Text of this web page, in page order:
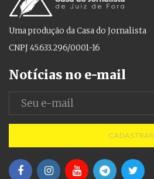
Uma produção da Casa do Jornalista
CNPJ 45.633.296/0001-16
Notícias no e-mail
CADASTRAR